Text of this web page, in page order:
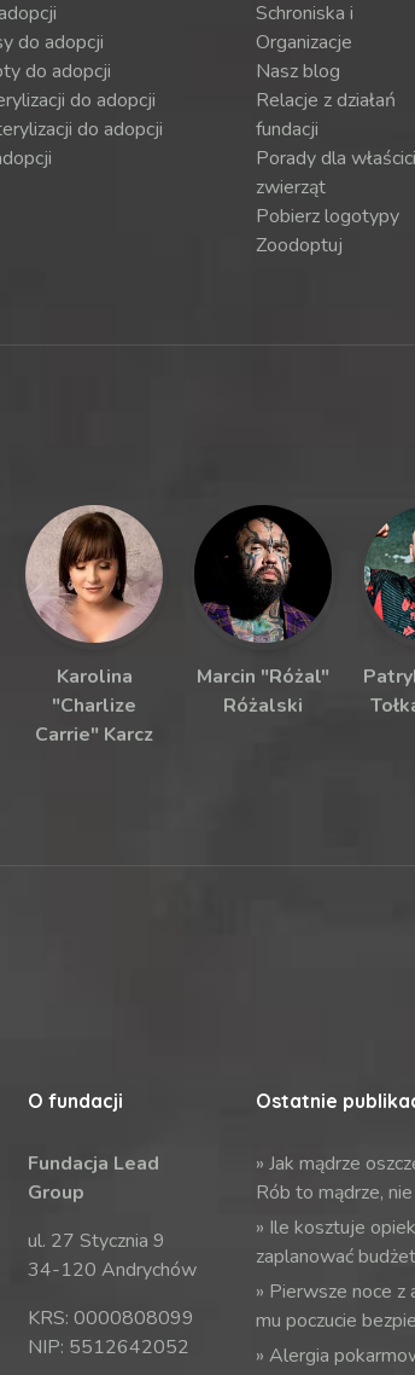
do adopcji
do adopcji
do adopcji
do adopcji
Schroniska i
Organizacje
Nasz blog
Relacje z działań
fundacji
Porady dla
zwierząt
Pobierz logotypy
Zoodoptuj
Karolina
"Charlize
Carrie" Karcz
Marcin "Różal"
Różalski
O fundacji
Fundacja Lead
Group
ul. 27 Stycznia 9
34-120 Andrychów
KRS: 0000808099
NIP: 5512642052
Ostatnie
» Jak mądrze
Rób to mądrze,
» Ile kosztuje
zaplanować
» Pierwsze noce z
mu poczucie
» Alergia